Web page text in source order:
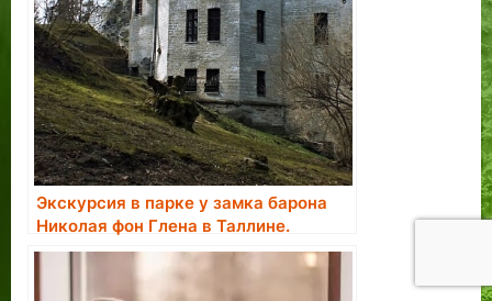
Экскурсия в парке у замка барона
Николая фон Глена в Таллине.
Бронирование экскурсии.